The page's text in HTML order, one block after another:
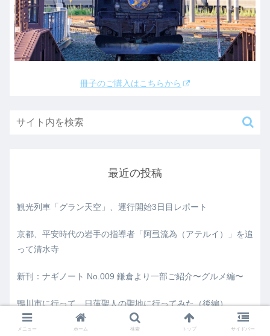
冊子のご購入はこちらから
最近の投稿
観光列車「グラン天空」、運行開始3日目レポート
京都、平安時代の岩手の指導者「阿弖流為（アテルイ）」を追
って清水寺
新刊：ナギノート No.009 鎌倉より一部ご紹介〜グルメ編〜
鴨川市に行って、日蓮聖人の聖地に行ってみた（後編）
鴨川市に行って、日蓮聖人の聖地に行ってみた（前編）
メニュー ホーム 検索 トップ サイドバー